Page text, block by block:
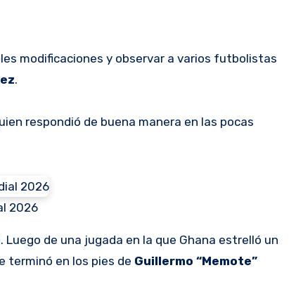
modificaciones y observar a varios futbolistas
.
respondió de buena manera en las pocas
2026
de una jugada en la que Ghana estrelló un
terminó en los pies de Guillermo “Memote”